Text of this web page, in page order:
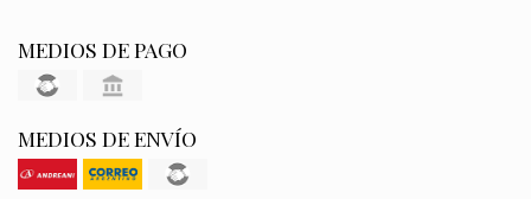
MEDIOS DE PAGO
MEDIOS DE ENVÍO